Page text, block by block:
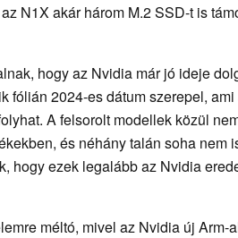
N1X akár három M.2 SSD-t is
hogy az Nvidia már jó ideje
fólián 2024-es dátum szerepel, ami
A felsorolt modellek közül
és néhány talán soha nem
hogy ezek legalább az Nvidia
méltó, mivel az Nvidia új Arm-